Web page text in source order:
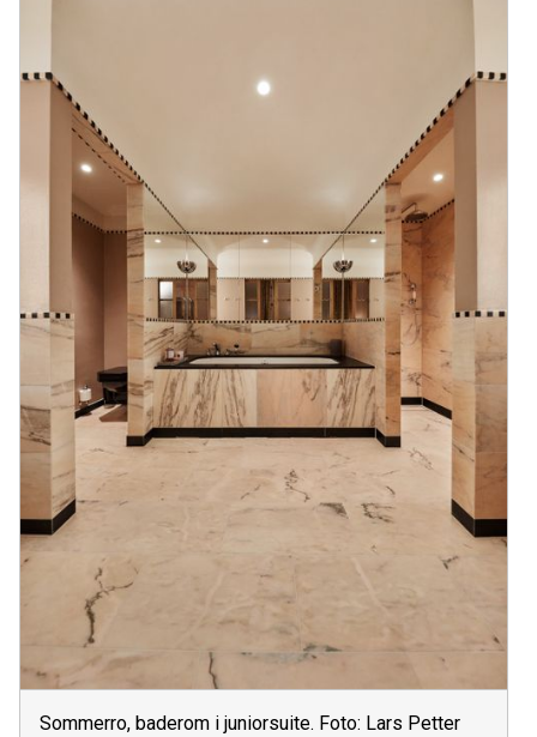
Sommerro, baderom i juniorsuite. Foto: Lars Petter